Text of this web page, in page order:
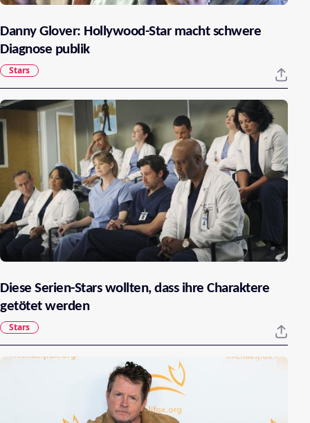
Danny Glover: Hollywood-Star macht schwere
Diagnose publik
Stars
Diese Serien-Stars wollten, dass ihre Charaktere
getötet werden
Stars